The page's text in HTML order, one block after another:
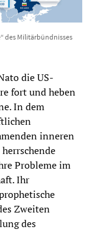
des Militärbündnisses
die US-
fort und heben
In dem
inneren
Probleme im
Ihr
Zweiten
des